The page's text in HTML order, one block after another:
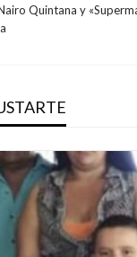
Quintana y